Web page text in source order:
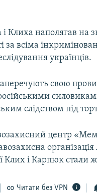
Клиха наполягав на
за всіма
українців.
свою
слідством під
центр
Клих і Карпюк стали
Читати без VPN